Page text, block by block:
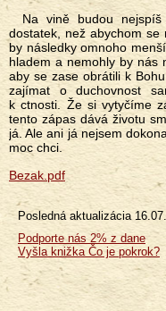
Na vině budou nejspíš stroje, robotizace. Máme příliš velký
dostatek, než abychom
by následky omnoho
hladem a nemohly by nás
aby se zase obrátili k
zajímat o duchovnost
k ctnosti. Že si vytyčíme
tento zápas dává životu
já. Ale ani já nejsem
moc chci.
Bezak.pdf
Menu
Posledná aktualizácia
Podporte nás 2% z dane
Vyšla knižka Čo je pokrok?